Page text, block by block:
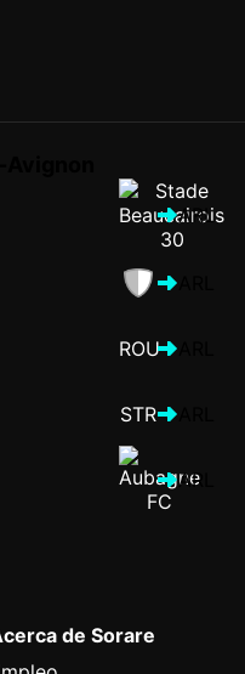
ARL
ROU
STR
ARL
de Sorare